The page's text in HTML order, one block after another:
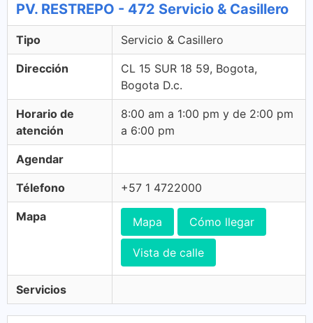
PV. RESTREPO - 472 Servicio & Casillero
Tipo Servicio & Casillero
Dirección
CL 15 SUR 18 59, Bogota,
Bogota D.c.
Horario de
atención
8:00 am a 1:00 pm y de 2:00 pm
a 6:00 pm
Agendar
Télefono +57 1 4722000
Mapa Mapa Cómo llegar
Vista de calle
Servicios